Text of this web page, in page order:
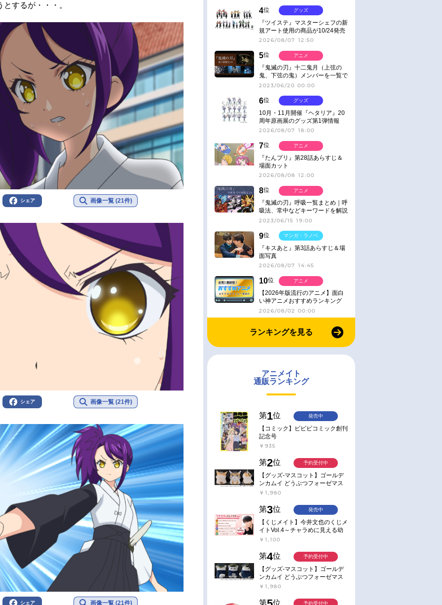
するが・・・。
シェア 画像一覧 (21件)
シェア 画像一覧 (21件)
シェア 画像一覧 (21件)
4位
『ツイステ』マスターシェフの新
規アート使用の商品が10/24発売
2026/08/07 12:50
グッズ
5位
『鬼滅の刃』十二鬼月（上弦の
鬼、下弦の鬼）メンバーを一覧で
紹介＆解説（登場鬼の情報まと
2023/06/20 00:00
アニメ
6位
10月・11月開催『ヘタリア』20
周年原画展のグッズ第1弾情報
2026/08/07 18:00
グッズ
7位
『たんプリ』第28話あらすじ＆
場面カット
2026/08/08 12:00
アニメ
8位
『鬼滅の刃』呼吸一覧まとめ｜呼
吸法、常中などキーワードを解説
2023/06/15 19:00
アニメ
9位
『キスあと』第3話あらすじ＆場
面写真
2026/08/07 14:45
マンガ・ラノベ
10位
【2026年版流行のアニメ】面白
い神アニメおすすめランキング
【名作・話題作】｜ジャンル別人
気作品をピックアップ
2026/08/02 00:00
アニメ
ランキングを見る
アニメイト
通販ランキング
第1位
【コミック】ビビビコミック創刊
記念号
￥935
発売中
第2位
【グッズ-マスコット】ゴールデ
ンカムイ どうぶつフォーゼマス
コット 4.尾形百之助【再販】
￥1,980
予約受付中
第3位
【くじメイト】今井文也のくじメ
イトVol.4～チャラめに見える幼
馴染、実は一途で独占欲が強いん
￥1,100
発売中
第4位
【グッズ-マスコット】ゴールデ
ンカムイ どうぶつフォーゼマス
コット 5.月島軍曹【再販】
￥1,980
予約受付中
第 位 予約受付中